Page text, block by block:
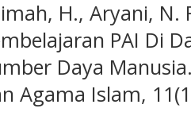
H., Aryani, N.
PAI Di
Daya
Agama Islam,